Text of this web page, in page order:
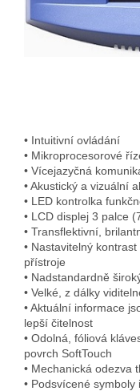
• Intuitivní ovládání
• Mikroprocesorové
• Vícejazyčná
• Akustický a vizuální
• LED kontrolka
• LCD displej 3 palce
• Transflektivní,
• Nastavitelný
přístroje
• Nadstandardně
• Velké, z dálky
• Aktuální informace
lepší čitelnost
• Odolná, fóliová
povrch SoftTouch
• Mechanická odezva
• Podsvícené